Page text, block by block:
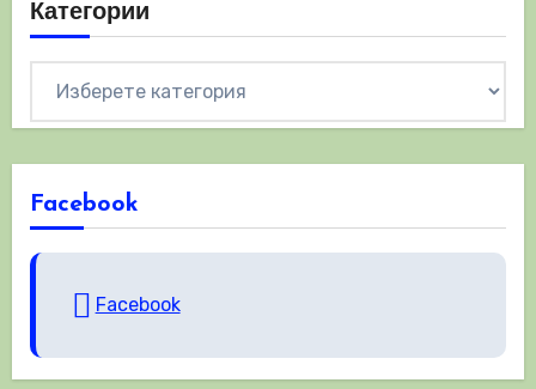
Категории
Facebook
Facebook